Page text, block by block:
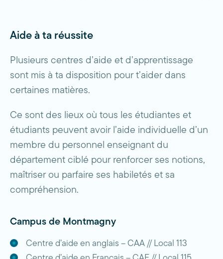
Aide à ta réussite
Plusieurs centres d’aide et d’apprentissage
sont mis à ta disposition pour t’aider dans
certaines matières.
Ce sont des lieux où tous les étudiantes et
étudiants peuvent avoir l’aide individuelle d’un
membre du personnel enseignant du
département ciblé pour renforcer ses notions,
maîtriser ou parfaire ses habiletés et sa
compréhension.
Campus de Montmagny
Centre d’aide en anglais – CAA // Local 113